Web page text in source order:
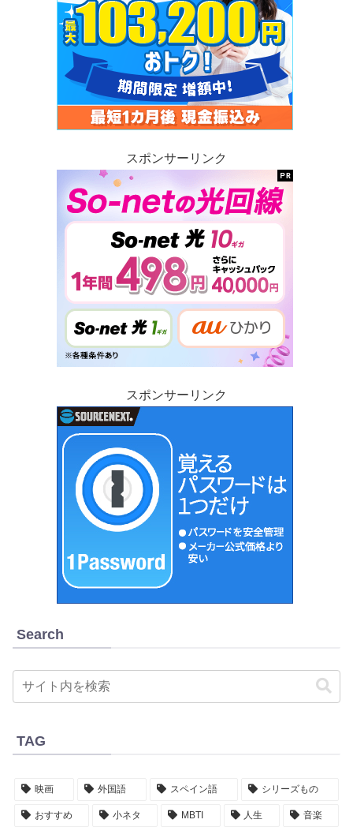
スポンサーリンク
スポンサーリンク
Search
TAG
映画 外国語 スペイン語 シリーズもの
おすすめ 小ネタ MBTI 人生 音楽